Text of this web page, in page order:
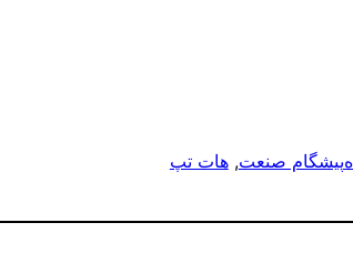
پیشگام صنعت, هات تپ